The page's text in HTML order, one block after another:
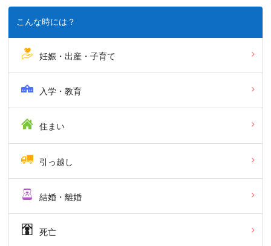
こんな時には？
妊娠・出産・子育て
入学・教育
住まい
引っ越し
結婚・離婚
死亡